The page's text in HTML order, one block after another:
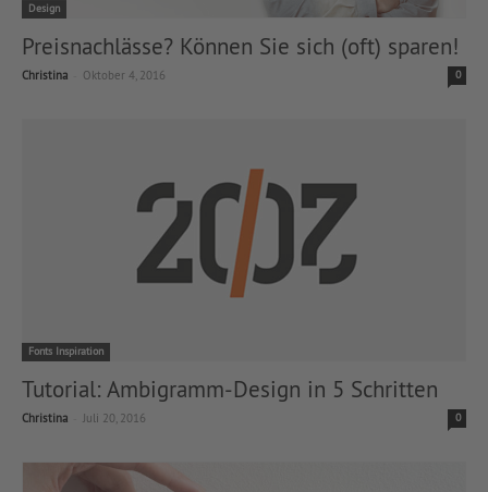
Design
Preisnachlässe? Können Sie sich (oft) sparen!
Christina Oktober 4, 2016 0
Fonts Inspiration
Tutorial: Ambigramm-Design in 5 Schritten
Christina Juli 20, 2016 0